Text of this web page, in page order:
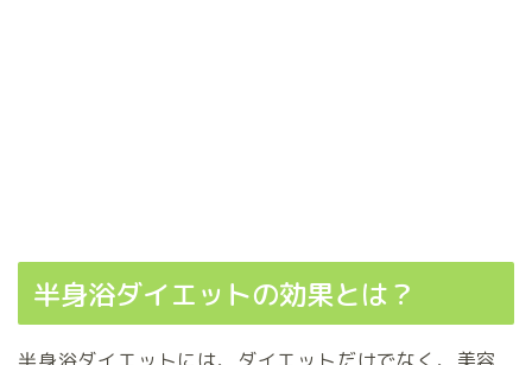
半身浴ダイエットの効果とは？